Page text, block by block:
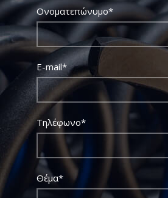
Ονοματεπώνυμο*
E-mail*
Τηλέφωνο*
Θέμα*